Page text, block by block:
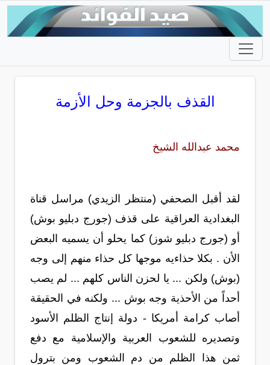
القذف بالجزمة وحل الأزمة
محمد عبدالله الشيخ
لقد أقبل الصحفي (منتظر الزيدي) مراسل قناة
البغدادية العراقية على قذف (جورج دبليو بوش)
أو (جورج دبليو شوز) كما يحلو أن يسميه البعض
الأن . بكلا حذاءيه موجها كل حذاء منهم إلى وجه
(بوش) ولكن ... يا لحزن الناس كلهم ... لم يصب
أحداً من الأحذية وجه بوش ... ولكنه في الحقيقة
أصاب كرامة أمريكا - دولة إنتاج الظلم الأسود
وتصديره للشعوب العربية والإسلامية مع دفع
ثمن هذا الظلم من دم الشعوب ومن بترول